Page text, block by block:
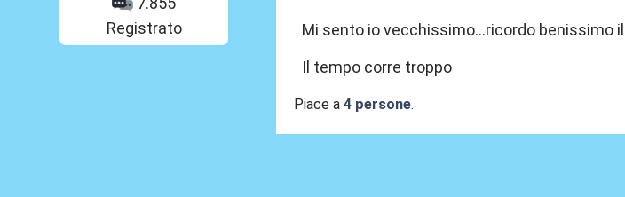
Registrato
Mi sento io vecchissimo...ricordo benissimo
Il tempo corre troppo
Piace a4 persone.